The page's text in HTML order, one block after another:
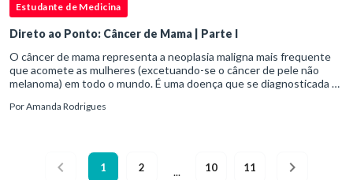
Estudante de Medicina
Direto ao Ponto: Câncer de Mama | Parte I
O câncer de mama representa a neoplasia maligna mais frequente
que acomete as mulheres (excetuando-se o câncer de pele não
melanoma) em todo o mundo. É uma doença que se diagnosticada e
terapias mais efetivas e menos agressivas.
PorAmanda Rodrigues
1 2 ... 10 11